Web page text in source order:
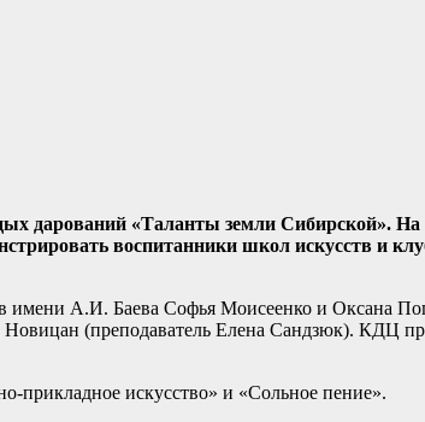
дарований «Таланты земли Сибирской». На
воспитанники школ искусств и
имени А.И. Баева Софья Моисеенко и Оксана
(преподаватель Елена Сандзюк). КДЦ
прикладное искусство» и «Сольное пение».